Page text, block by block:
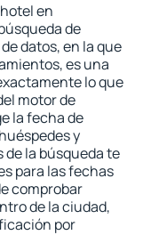
en
de
datos, en la que
es una
lo que
motor de
la fecha de
y
de la búsqueda te
para las fechas
comprobar
de la ciudad,
por